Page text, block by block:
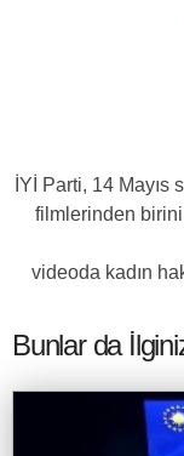
İYİ Parti, 14 Mayıs
filmlerinden
videoda kadın
Bunlar da